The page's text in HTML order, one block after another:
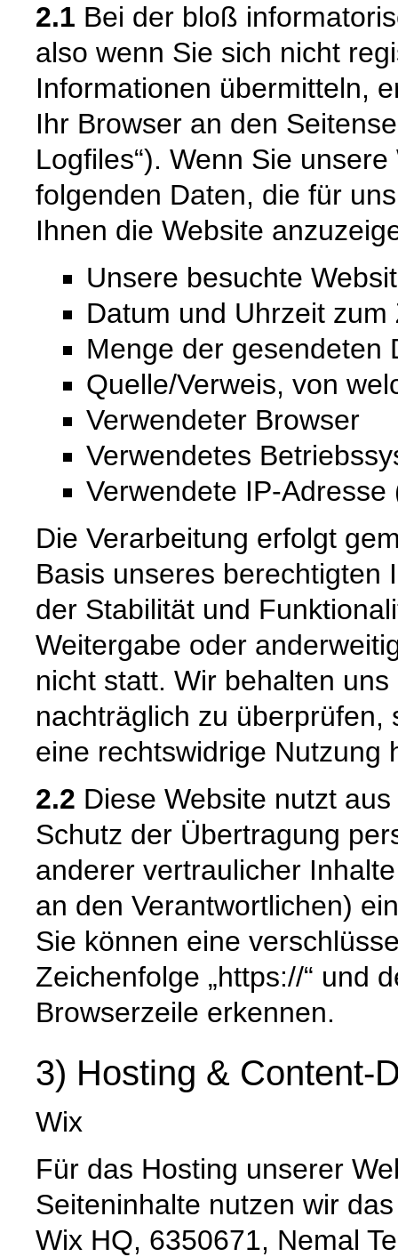
2.1 Bei der bloß
also wenn Sie sich nicht
Informationen übermitteln,
Ihr Browser an den
Logfiles“). Wenn Sie
folgenden Daten, die für
Ihnen die Website
Unsere besuchte
Datum und Uhrzeit
Menge der gesendeten
Quelle/Verweis, von
Verwendeter Browser
Verwendetes
Verwendete IP-
Die Verarbeitung erfolgt
Basis unseres berechtigten
der Stabilität und
Weitergabe oder
nicht statt. Wir behalten
nachträglich zu überprüfen,
eine rechtswidrige Nutzung
2.2 Diese Website nutzt
Schutz der Übertragung
anderer vertraulicher
an den Verantwortlichen)
Sie können eine
Zeichenfolge „https://“ und
Browserzeile erkennen.
3) Hosting & Content-
Wix
Für das Hosting unserer
Seiteninhalte nutzen wir
Wix HQ, 6350671, Nemal